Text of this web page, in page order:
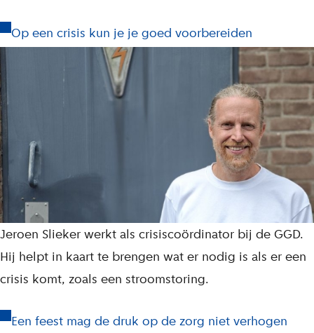
Op een crisis kun je je goed voorbereiden
Jeroen Slieker werkt als crisiscoördinator bij de GGD.
Hij helpt in kaart te brengen wat er nodig is als er een
crisis komt, zoals een stroomstoring.
Een feest mag de druk op de zorg niet verhogen